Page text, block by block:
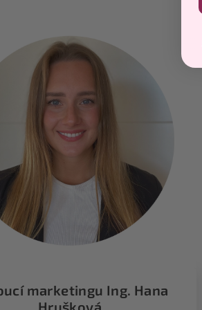
marketingu Ing. Hana
Hrušková